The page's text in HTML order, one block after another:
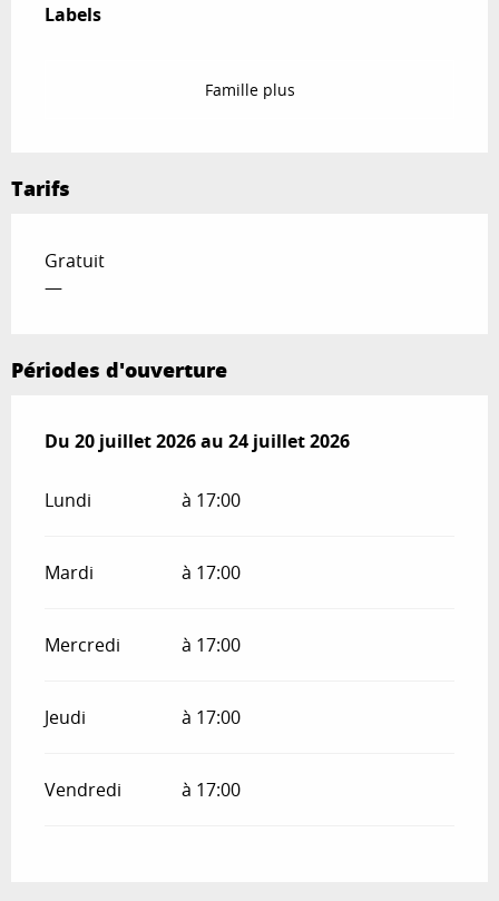
Labels
Labels
Famille plus
Tarifs
Gratuit
—
Périodes d'ouverture
Du 20 juillet 2026au 24 juillet 2026
Du 20 juillet 2026au 24 juillet 2026
Lundi à 17:00
Mardi à 17:00
Mercredi à 17:00
Jeudi à 17:00
Vendredi à 17:00